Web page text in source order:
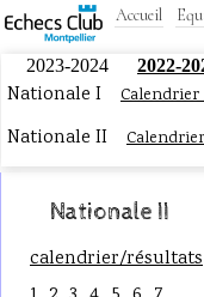
Accueil
2023-2024
2022-
Nationale I Calendrier
Nationale II
Nationale II
calendrier/résultats